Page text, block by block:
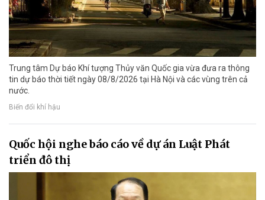
Trung tâm Dự báo Khí tượng Thủy văn Quốc gia vừa đưa ra thông
tin dự báo thời tiết ngày 08/8/2026 tại Hà Nội và các vùng trên cả
nước.
Biến đổi khí hậu
Quốc hội nghe báo cáo về dự án Luật Phát
triển đô thị